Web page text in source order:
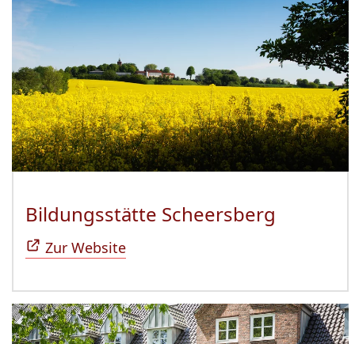
Bildungsstätte Scheersberg
Zur Website